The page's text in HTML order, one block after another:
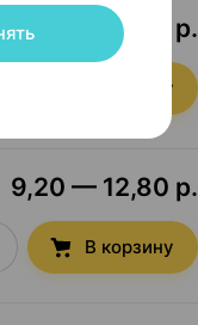
11,86 — 17,09 р.
В корзину
9,20 — 12,80 р.
В корзину